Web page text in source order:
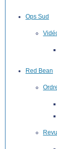
Ops Sud
Red Bean